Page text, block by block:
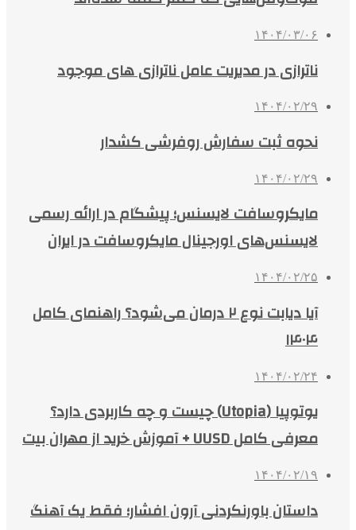
۱۴۰۴/۰۳/۰۶
ناترازی در مدیریت عامل ناترازی های موجود
۱۴۰۴/۰۲/۲۹
نحوه ثبت سفارش روفرشی کشدار
۱۴۰۴/۰۲/۲۹
مایکروسافت لایسنس؛ پیشگام در ارائه رسمی
لایسنس‌های اورجینال مایکروسافت در ایران
۱۴۰۴/۰۲/۲۵
آیا دیابت نوع ۲ درمان می‌شود؟ راهنمای کامل
۱۴۰۴
۱۴۰۴/۰۲/۲۴
یوتوپیا (Utopia) چیست و چه کاربردی دارد؟
معرفی کامل UUSD + آموزش خرید از مهران بیت
۱۴۰۴/۰۲/۱۹
داستان باورنکردنی آرون افشار؛ فقط یک آهنگ